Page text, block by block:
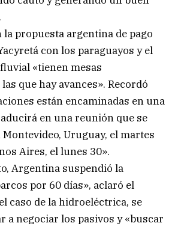
propuesta argentina de pago
con los paraguayos y el
«tienen mesas
que hay avances». Recordó
están encaminadas en una
en una reunión que se
Uruguay, el martes
Aires, el lunes 30».
Argentina suspendió la
por 60 días», aclaró el
caso de la hidroeléctrica, se
a negociar los pasivos y «buscar